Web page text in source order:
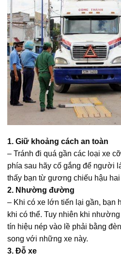
1. Giữ khoảng cách an toàn
– Tránh đi quá gần các loại xe
phía sau hãy cố gắng để người
thấy bạn từ gương chiếu hậu hai
2. Nhường đường
– Khi có xe lớn tiến lại gần, bạn
khi có thể. Tuy nhiên khi
tín hiệu nép vào lề phải bằng
song với những xe này.
3. Đỗ xe